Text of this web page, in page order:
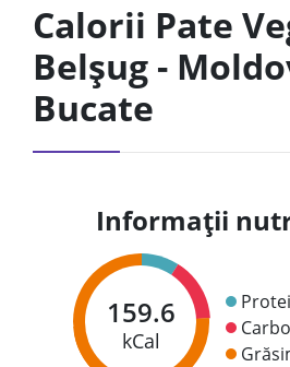
Calorii Pate
Belșug -
Bucate
Informații
159.6
kCal